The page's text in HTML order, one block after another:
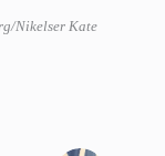
Nikelser Kate